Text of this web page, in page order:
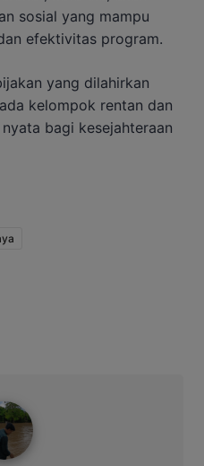
sosial yang mampu
efektivitas program.
yang dilahirkan
kelompok rentan dan
bagi kesejahteraan